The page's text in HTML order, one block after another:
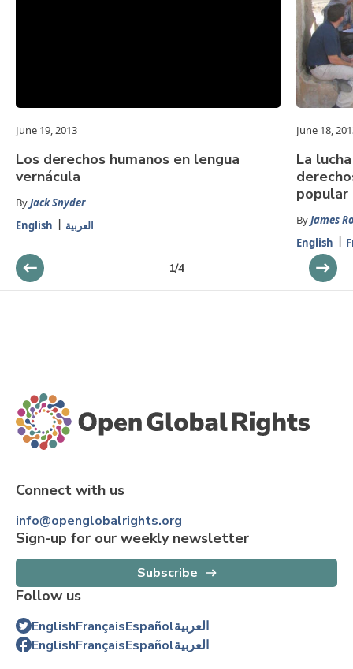
June 19, 2013
Los derechos humanos en lengua
vernácula
ByJack Snyder
English
العربية
June 18,
La
popular
ByJames
English
1/4
Connect with us
info@openglobalrights.org
Sign-up for our weekly newsletter
Subscribe
Follow us
EnglishFrançaisEspañolالعربية
EnglishFrançaisEspañolالعربية